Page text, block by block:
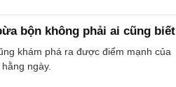
bộn không phải ai cũng biết
khám phá ra được điểm mạnh của
ngày.